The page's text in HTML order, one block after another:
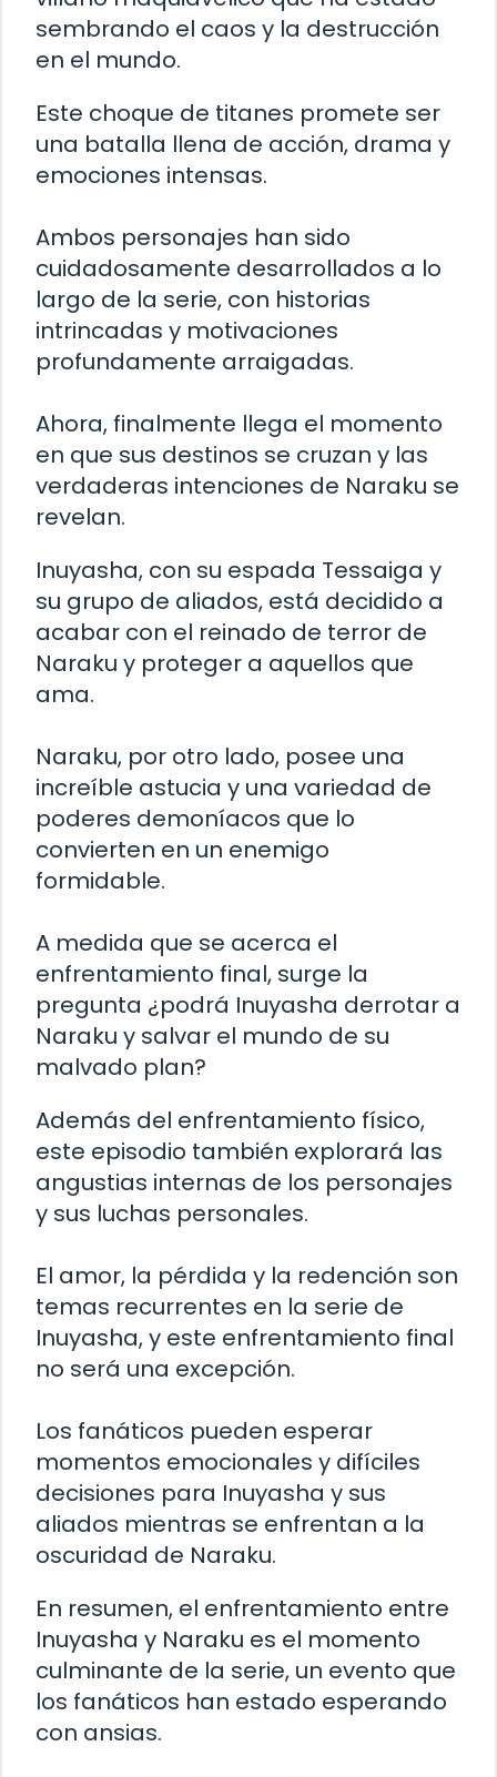
sembrando el caos y la destrucción
en el mundo.
Este choque de titanes promete ser
una batalla llena de acción, drama y
emociones intensas.
Ambos personajes han sido
cuidadosamente desarrollados a lo
largo de la serie, con historias
intrincadas y motivaciones
profundamente arraigadas.
Ahora, finalmente llega el momento
en que sus destinos se cruzan y las
verdaderas intenciones de Naraku se
revelan.
Inuyasha, con su espada Tessaiga y
su grupo de aliados, está decidido a
acabar con el reinado de terror de
Naraku y proteger a aquellos que
ama.
Naraku, por otro lado, posee una
increíble astucia y una variedad de
poderes demoníacos que lo
convierten en un enemigo
formidable.
A medida que se acerca el
enfrentamiento final, surge la
pregunta ¿podrá Inuyasha derrotar a
Naraku y salvar el mundo de su
malvado plan?
Además del enfrentamiento físico,
este episodio también explorará las
angustias internas de los personajes
y sus luchas personales.
El amor, la pérdida y la redención son
temas recurrentes en la serie de
Inuyasha, y este enfrentamiento final
no será una excepción.
Los fanáticos pueden esperar
momentos emocionales y difíciles
decisiones para Inuyasha y sus
aliados mientras se enfrentan a la
oscuridad de Naraku.
En resumen, el enfrentamiento entre
Inuyasha y Naraku es el momento
culminante de la serie, un evento que
los fanáticos han estado esperando
con ansias.